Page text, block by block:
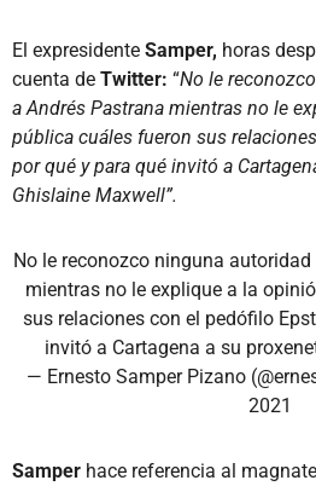
El expresidente Samper, horas
cuenta de Twitter: “No le
a Andrés Pastrana mientras no le
pública cuáles fueron sus
por qué y para qué invitó a
Ghislaine Maxwell”.
No le reconozco ninguna
mientras no le explique a la
sus relaciones con el pedófilo
invitó a Cartagena a su
— Ernesto Samper Pizano
2021
Samper hace referencia al magnate